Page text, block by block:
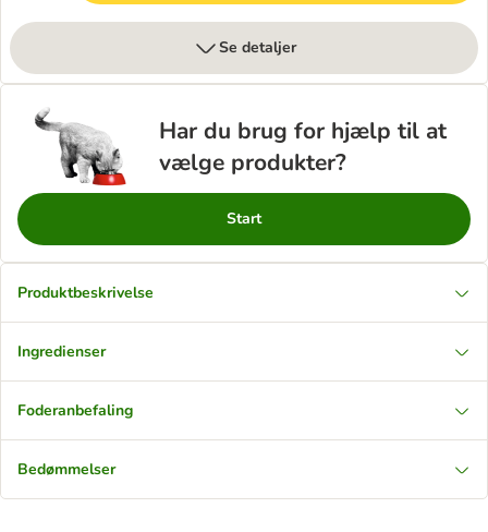
Se detaljer
Har du brug for hjælp til at
vælge produkter?
Start
Produktbeskrivelse
Ingredienser
Foderanbefaling
Bedømmelser